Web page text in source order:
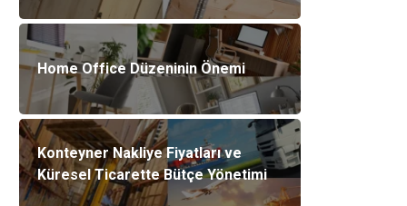
Home Office Düzeninin Önemi
Konteyner Nakliye Fiyatları ve
Küresel Ticarette Bütçe Yönetimi